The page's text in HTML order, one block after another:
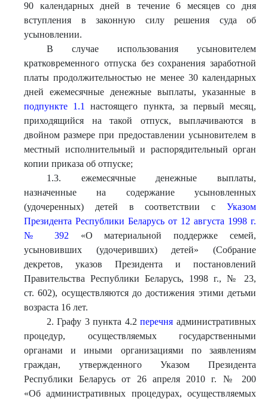
90 календарных дней в течение 6 месяцев со дня
вступления в законную силу решения суда об
усыновлении.
В случае использования усыновителем
кратковременного отпуска без сохранения заработной
платы продолжительностью не менее 30 календарных
дней ежемесячные денежные выплаты, указанные в
подпункте 1.1
настоящего пункта, за первый месяц,
приходящийся на такой отпуск, выплачиваются в
двойном размере при предоставлении усыновителем в
местный исполнительный и распорядительный орган
копии приказа об отпуске;
1.3. ежемесячные денежные выплаты,
назначенные на содержание усыновленных
(удочеренных) детей в соответствии с Указом
Президента Республики Беларусь от 12 августа 1998 г.
№ 392 «О материальной поддержке семей,
усыновивших (удочеривших) детей» (Собрание
декретов, указов Президента и постановлений
Правительства Республики Беларусь, 1998 г., № 23,
ст. 602), осуществляются до достижения этими детьми
возраста 16 лет.
2. Графу 3 пункта 4.2перечня административных
процедур, осуществляемых государственными
органами и иными организациями по заявлениям
граждан, утвержденного Указом Президента
Республики Беларусь от 26 апреля 2010 г. № 200
«Об административных процедурах, осуществляемых